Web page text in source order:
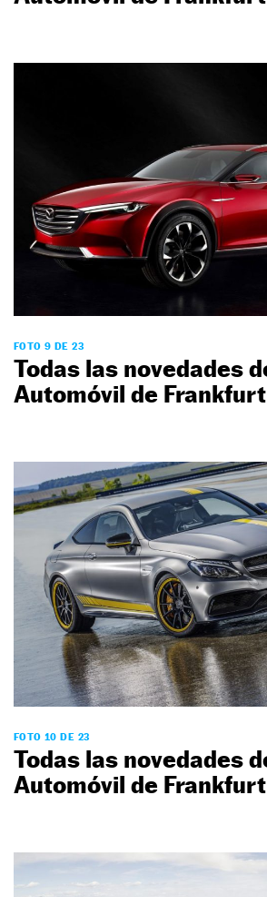
FOTO 9 DE 23
Todas las novedades
Automóvil de Frankfurt
FOTO 10 DE 23
Todas las novedades
Automóvil de Frankfurt